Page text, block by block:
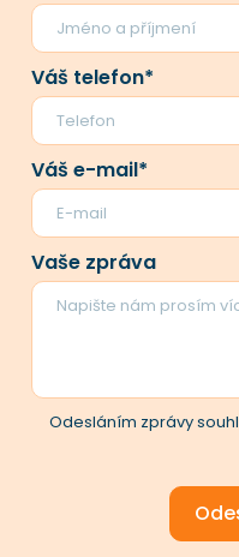
Váš telefon*
Váš e-mail*
Vaše zpráva
Odesláním zprávy